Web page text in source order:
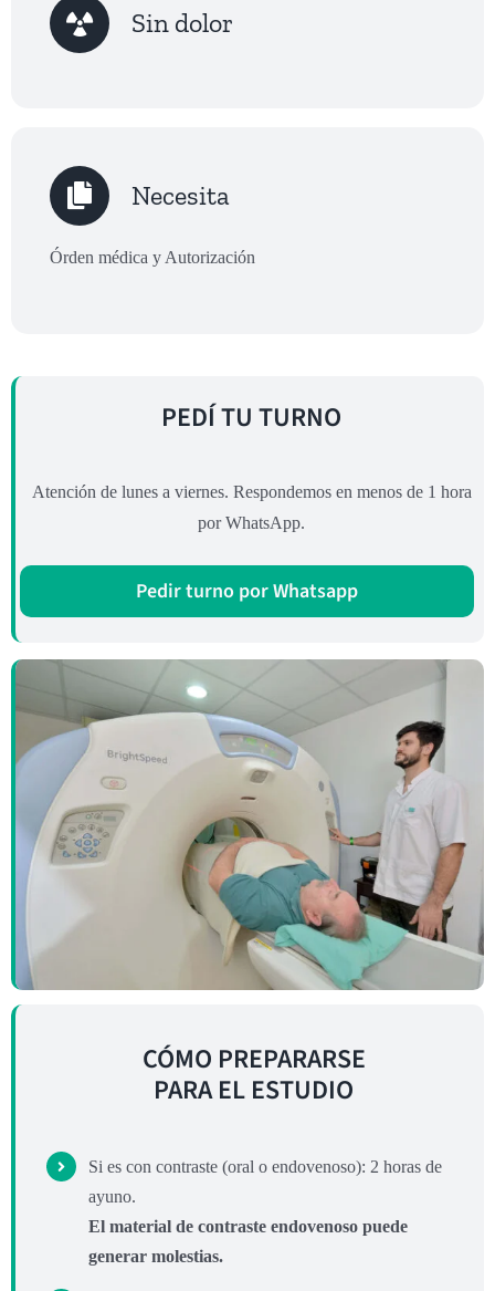
Sin dolor
Necesita
Órden médica y Autorización
PEDÍ TU TURNO
Atención de lunes a viernes. Respondemos en menos de 1 hora
por WhatsApp.
Pedir turno por Whatsapp
CÓMO PREPARARSE
PARA EL ESTUDIO
Si es con contraste (oral o endovenoso): 2 horas de
ayuno.
El material de contraste endovenoso puede
generar molestias.